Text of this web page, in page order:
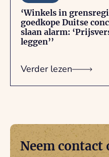
‘Winkels in
goedkope Duitse
slaan alarm:
leggen’’
Verder lezen
Neem contact